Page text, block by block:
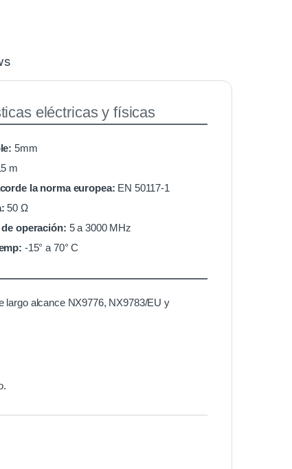
eléctricas y físicas
5mm
m
la norma europea: EN 50117-1
50 Ω
operación: 5 a 3000 MHz
-15° a 70° C
largo alcance NX9776, NX9783/EU y